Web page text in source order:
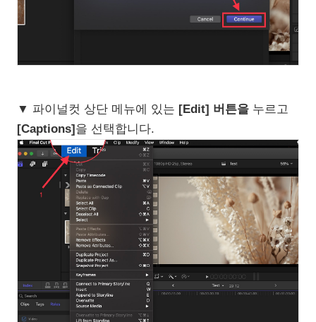
▼ 파이널컷 상단 메뉴에 있는 [Edit] 버튼을 누르고
[Captions] 을 선택합니다.